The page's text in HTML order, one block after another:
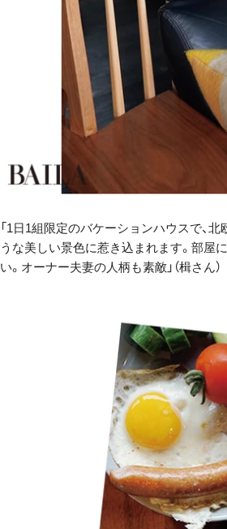
「1日1組限定のバケーションハウスで、
うな美しい景色に惹き込まれます。部屋
い。オーナー夫妻の人柄も素敵」（楫さん）